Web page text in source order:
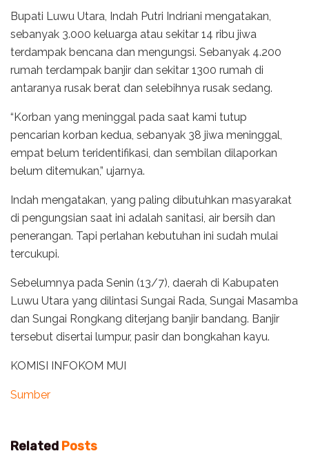
Bupati Luwu Utara, Indah Putri Indriani mengatakan,
sebanyak 3.000 keluarga atau sekitar 14 ribu jiwa
terdampak bencana dan mengungsi. Sebanyak 4.200
rumah terdampak banjir dan sekitar 1300 rumah di
antaranya rusak berat dan selebihnya rusak sedang.
“Korban yang meninggal pada saat kami tutup
pencarian korban kedua, sebanyak 38 jiwa meninggal,
empat belum teridentifikasi, dan sembilan dilaporkan
belum ditemukan,” ujarnya.
Indah mengatakan, yang paling dibutuhkan masyarakat
di pengungsian saat ini adalah sanitasi, air bersih dan
penerangan. Tapi perlahan kebutuhan ini sudah mulai
tercukupi.
Sebelumnya pada Senin (13/7), daerah di Kabupaten
Luwu Utara yang dilintasi Sungai Rada, Sungai Masamba
dan Sungai Rongkang diterjang banjir bandang. Banjir
tersebut disertai lumpur, pasir dan bongkahan kayu.
KOMISI INFOKOM MUI
Sumber
Related Posts